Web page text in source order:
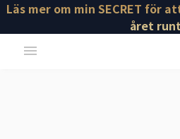
Läs mer om min SECRET för
året